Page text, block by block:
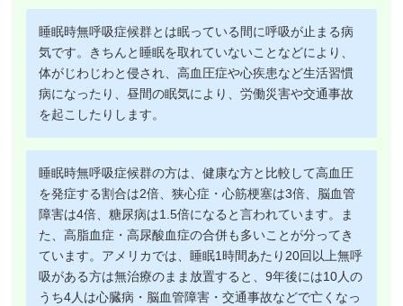
睡眠時無呼吸症候群とは眠っている間に呼吸が止まる病
気です。きちんと睡眠を取れていないことなどにより、
体がじわじわと侵され、高血圧症や心疾患など生活習慣
病になったり、昼間の眠気により、労働災害や交通事故
を起こしたりします。
睡眠時無呼吸症候群の方は、健康な方と比較して高血圧
を発症する割合は2倍、狭心症・心筋梗塞は3倍、脳血管
障害は4倍、糖尿病は1.5倍になると言われています。ま
た、高脂血症・高尿酸血症の合併も多いことが分ってき
ています。アメリカでは、睡眠1時間あたり20回以上無呼
吸がある方は無治療のまま放置すると、9年後には10人の
うち4人は心臓病・脳血管障害・交通事故などで亡くなっ